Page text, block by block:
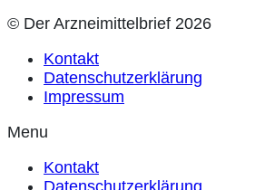
© Der Arzneimittelbrief 2026
Kontakt
Datenschutzerklärung
Impressum
Menu
Kontakt